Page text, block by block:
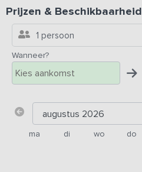
Prijzen & Beschikbaarheid
1 persoon
Wanneer?
ma di wo do